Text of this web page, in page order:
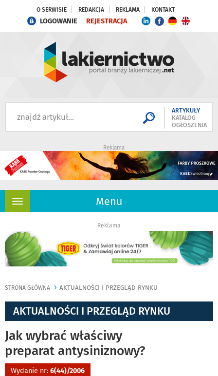
O SERWISIE REDAKCJA REKLAMA KONTAKT
LOGOWANIE REJESTRACJA
ARTYKUŁY
KATALOG
OGŁOSZENIA
Reklama
Menu
Rozwiń
Reklama
STRONA GŁÓWNA AKTUALNOŚCI I PRZEGLĄD RYNKU
AKTUALNOŚCI I PRZEGLĄD RYNKU
Jak wybrać właściwy
preparat antysiniznowy?
Wydanie nr: 6(44)/2006